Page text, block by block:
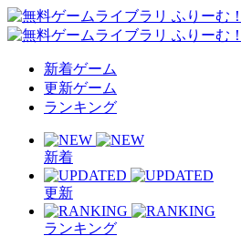
新着ゲーム
更新ゲーム
ランキング
新着
更新
ランキング